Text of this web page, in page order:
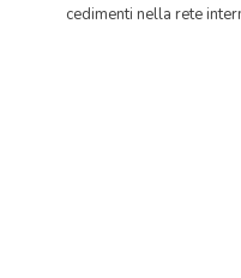
cedimenti nella rete